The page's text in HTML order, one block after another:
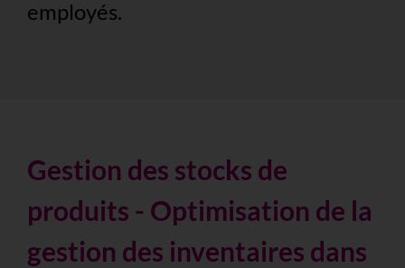
employés.
Gestion des stocks de
produits - Optimisation de la
gestion des inventaires dans